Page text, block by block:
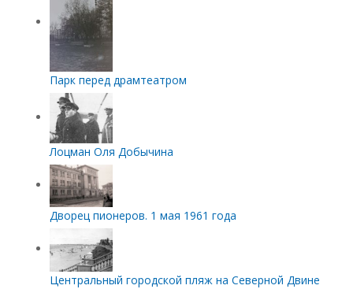
Парк перед драмтеатром
Лоцман Оля Добычина
Дворец пионеров. 1 мая 1961 года
Центральный городской пляж на Северной Двине